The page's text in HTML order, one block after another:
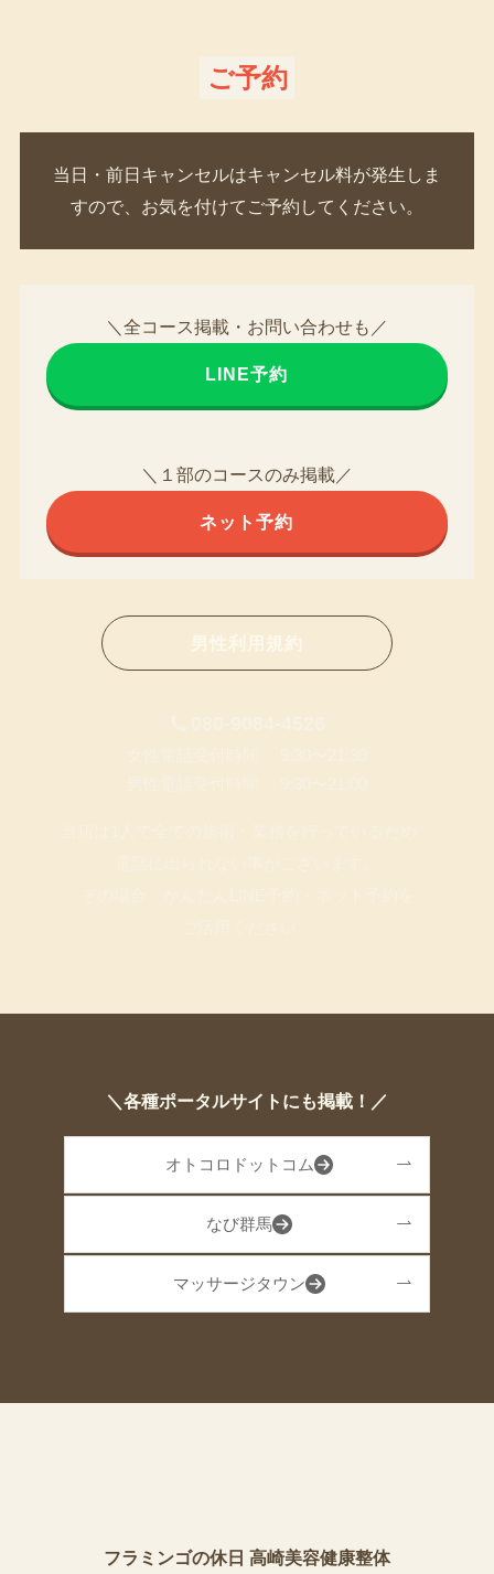
ご予約
当日・前日キャンセルはキャンセル料が発生しま
すので、お気を付けてご予約してください。
＼全コース掲載・お問い合わせも／
LINE予約
＼１部のコースのみ掲載／
ネット予約
男性利用規約
＼各種ポータルサイトにも掲載！／
オトコロドットコム
なび群馬
マッサージタウン
フラミンゴの休日 高崎美容健康整体